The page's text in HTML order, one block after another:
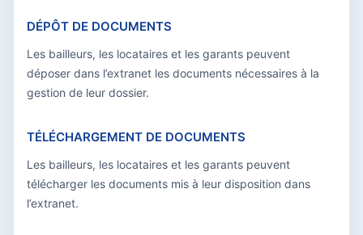
DÉPÔT DE DOCUMENTS
Les bailleurs, les locataires et les garants peuvent
déposer dans l’extranet les documents nécessaires à la
gestion de leur dossier.
TÉLÉCHARGEMENT DE DOCUMENTS
Les bailleurs, les locataires et les garants peuvent
télécharger les documents mis à leur disposition dans
l’extranet.